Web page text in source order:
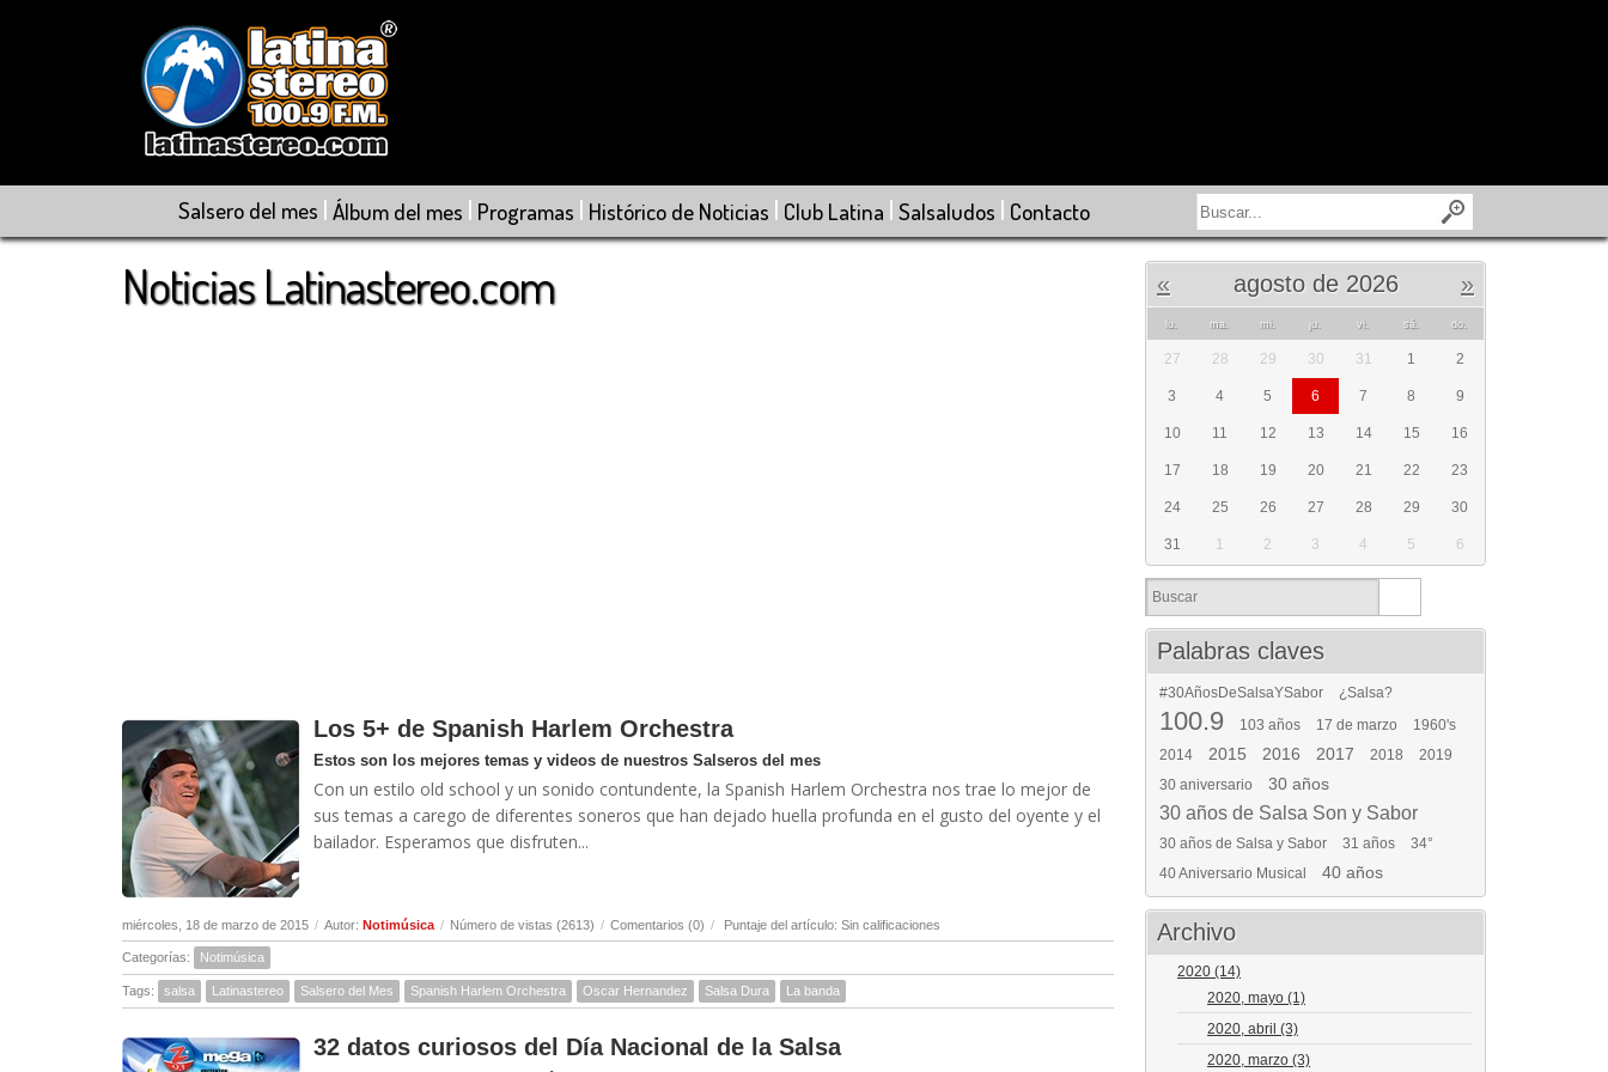
Salsero del mes | Álbum del mes | Programas | Histórico de Noticias | Club Latina | Salsaludos | Contacto
Noticias Latinastereo.com
Los 5+ de Spanish Harlem Orchestra
Estos son los mejores temas y videos de nuestros Salseros del mes
Con un estilo old school y un sonido contundente, la Spanish Harlem Orchestra nos trae lo mejor de
sus temas a carego de diferentes soneros que han dejado huella profunda en el gusto del oyente y el
bailador. Esperamos que disfruten...
miércoles, 18 de marzo de 2015 / Autor: Notimúsica / Número de vistas (2613) / Comentarios (0) / Puntaje del artículo: Sin calificaciones
Categorías: Notimúsica
Tags: salsa Latinastereo Salsero del Mes Spanish Harlem Orchestra Oscar Hernandez Salsa Dura La banda
32 datos curiosos del Día Nacional de la Salsa
« agosto de 2026 »
lu. ma. mi. ju. vi. sá. do.
27 28 29 30 31 1 2
3 4 5 6 7 8 9
10 11 12 13 14 15 16
17 18 19 20 21 22 23
24 25 26 27 28 29 30
31 1 2 3 4 5 6
Palabras claves
#30AñosDeSalsaYSabor ¿Salsa?
100.9 103 años 17 de marzo
1960's
2014
2015 2016 2017 2018
2019
30 aniversario
30 años
30 años de Salsa Son y Sabor
30 años de Salsa y Sabor 31 años
34°
40 Aniversario Musical
40 años
Archivo
2020 (14)
2020, mayo (1)
2020, abril (3)
2020, marzo (3)